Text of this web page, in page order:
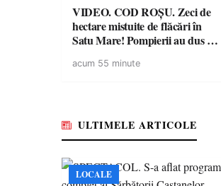
VIDEO. COD ROȘU. Zeci de
hectare mistuite de flăcări în
Satu Mare! Pompierii au dus o
a salva o pădure de la dezastru
acum 55 minute
ULTIMELE ARTICOLE
LOCALE